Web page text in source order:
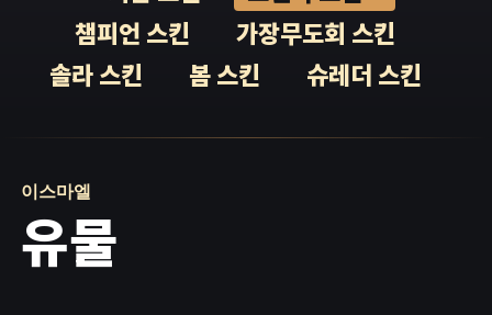
을 누르고 있는 듯했죠. 그뿐만 아니라 몸 전체
가 왕좌에 딱 붙은 체로 꼼짝도 할 수 없었고, 이
스마엘은 당황한 표정으로 바쁘게 눈만 굴렸습
니다. 대체 어찌 된 일일까요? 그러다 이스마엘
에서 커다란 제사용 검을 든 손을 높이 치켜들고
“뭐하시는 거예요, 아버지!?” 이스마엘이 비명을
질렀습니다.
챔피언 스킨
가장무도회 스킨
솔라 스킨
봄 스킨 슈레더 스킨
이스마엘
유물